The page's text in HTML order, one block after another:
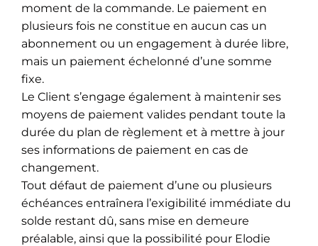
moment de la commande. Le paiement en
plusieurs fois ne constitue en aucun cas un
abonnement ou un engagement à durée libre,
mais un paiement échelonné d’une somme
fixe.
Le Client s’engage également à maintenir ses
moyens de paiement valides pendant toute la
durée du plan de règlement et à mettre à jour
ses informations de paiement en cas de
changement.
Tout défaut de paiement d’une ou plusieurs
échéances entraînera l’exigibilité immédiate du
solde restant dû, sans mise en demeure
préalable, ainsi que la possibilité pour Elodie